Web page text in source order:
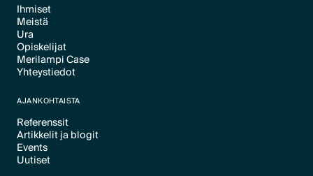
Ihmiset
Text Link
Meistä
Text Link
Ura
Text Link
Opiskelijat
Text Link
Merilampi Case
Text Link
Yhteystiedot
AJANKOHTAISTA
Referenssit
Text Link
Artikkelit ja blogit
Text Link
Events
Text Link
Uutiset